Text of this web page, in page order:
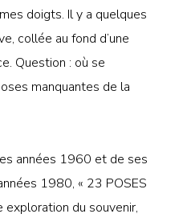
doigts. Il y a quelques
collée au fond d’une
Question : où se
manquantes de la
années 1960 et de ses
1980, « 23 POSES
exploration du souvenir,